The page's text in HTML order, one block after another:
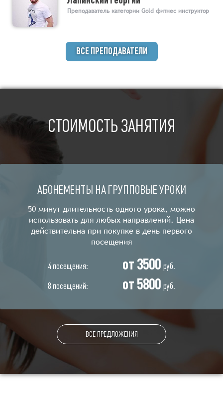
Преподаватель категории Gold фитнес инструктор
ВСЕ ПРЕПОДАВАТЕЛИ
СТОИМОСТЬ ЗАНЯТИЯ
АБОНЕМЕНТЫ НА ГРУППОВЫЕ УРОКИ
50 минут длительность одного урока, можно
использовать для любых направлений. Цена
действительна при покупке в день первого
посещения
4 посещения: от 3500 руб.
8 посещений:
от 5800 руб.
ВСЕ ПРЕДЛОЖЕНИЯ